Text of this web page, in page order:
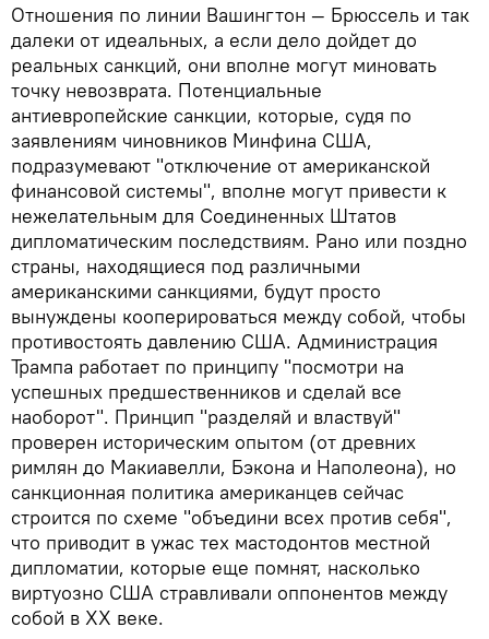
Отношения по линии Вашингтон — Брюссель и так
далеки от идеальных, а если дело дойдет до
реальных санкций, они вполне могут миновать
точку невозврата. Потенциальные
антиевропейские санкции, которые, судя по
заявлениям чиновников Минфина США,
подразумевают "отключение от американской
финансовой системы", вполне могут привести к
нежелательным для Соединенных Штатов
дипломатическим последствиям. Рано или поздно
страны, находящиеся под различными
американскими санкциями, будут просто
вынуждены кооперироваться между собой, чтобы
противостоять давлению США. Администрация
Трампа работает по принципу "посмотри на
успешных предшественников и сделай все
наоборот". Принцип "разделяй и властвуй"
проверен историческим опытом (от древних
римлян до Макиавелли, Бэкона и Наполеона), но
санкционная политика американцев сейчас
строится по схеме "объедини всех против себя",
что приводит в ужас тех мастодонтов местной
дипломатии, которые еще помнят, насколько
виртуозно США стравливали оппонентов между
собой в ХХ веке.